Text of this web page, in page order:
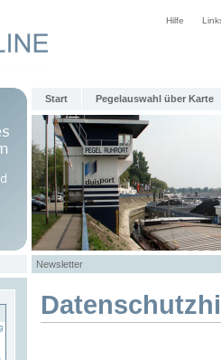
Hilfe
Start Pegelauswahl über Karte
Newsletter